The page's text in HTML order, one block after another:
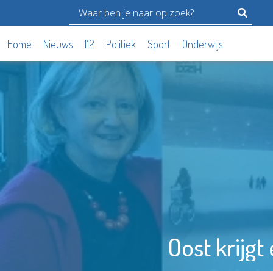
Home Nieuws 112 Politiek Sport Onderwijs
Oost krijgt